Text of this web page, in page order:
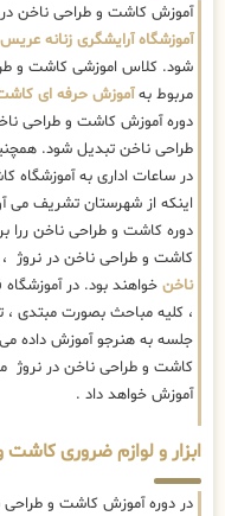
آموزش کاشت و طراحی ناخن
آموزشگاه آرایشگری زنانه عریس
شود. کلاس اموزشی کاشت و
مربوط بهآموزش حرفه ای
دوره آموزش کاشت و طراحی
طراحی ناخن تبدیل شود.
در ساعات اداری به آموزشگاه
اینکه از شهرستان تشریف می
دوره کاشت و طراحی ناخن ررا
کاشت و طراحی ناخن در نروژ ،
ناخن خواهند بود. در
جلسه به هنرجو آموزش داده
کاشت و طراحی ناخن در نروژ
آموزش خواهد داد .
ابزار و لوازم ضروری
در دوره آموزش کاشت و طراحی